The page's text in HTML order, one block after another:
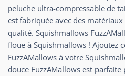
peluche ultra-compressable de
est fabriquée avec des
qualité. Squishmallows
floue à Squishmallows ! Ajoutez
FuzzAMallows à votre
douce FuzzAMallows est